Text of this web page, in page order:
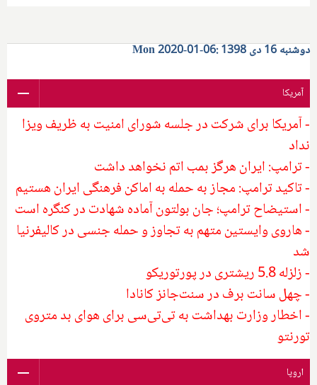
دوشنبه 16 دی 1398 :06-01-2020 Mon
آمریکا
- آمریکا برای شرکت در جلسه شورای امنیت به ظریف ویزا
نداد
- ترامپ: ایران هرگز بمب اتم نخواهد داشت
- تاکید ترامپ:‌ مجاز به حمله به اماکن فرهنگی ایران هستیم
- استیضاح ترامپ؛ جان بولتون آماده شهادت در کنگره است
- هاروی وایستین متهم به تجاوز و حمله جنسی در کالیفرنیا
شد
- زلزله 5.8 ریشتری در پورتوریکو
- چهل سانت برف در سنت‌جانز کانادا
- اخطار وزارت بهداشت به تی‌تی‌سی برای هوای بد متروی
تورنتو
اروپا